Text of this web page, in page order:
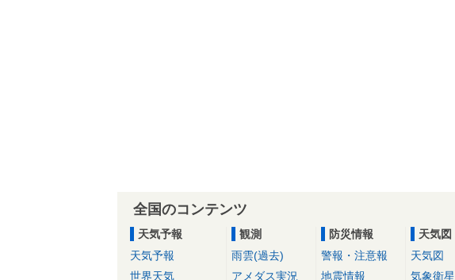
全国のコンテンツ
天気予報
天気予報
世界天気
観測
雨雲(過去)
アメダス実況
防災情報
警報・注意報
地震情報
天気図
天気図
気象衛星